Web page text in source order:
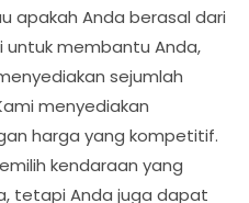
apakah Anda berasal dari
untuk membantu Anda,
sejumlah
menyediakan
harga yang kompetitif.
kendaraan yang
tetapi Anda juga dapat